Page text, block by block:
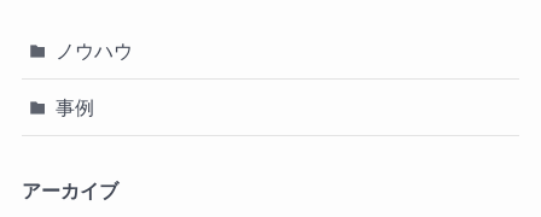
ノウハウ
事例
アーカイブ